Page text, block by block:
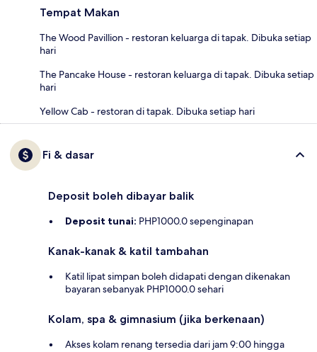
Tempat Makan
The Wood Pavillion - restoran keluarga di tapak. Dibuka setiap
hari
The Pancake House - restoran keluarga di tapak. Dibuka setiap
hari
Yellow Cab - restoran di tapak. Dibuka setiap hari
Fi & dasar
Deposit boleh dibayar balik
Deposit tunai: PHP1000.0 sepenginapan
Kanak-kanak & katil tambahan
Katil lipat simpan boleh didapati dengan dikenakan
bayaran sebanyak PHP1000.0 sehari
Kolam, spa & gimnasium (jika berkenaan)
Akses kolam renang tersedia dari jam 9:00 hingga